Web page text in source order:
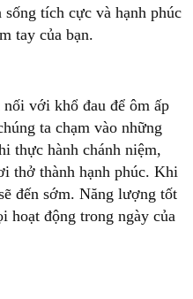
tích cực và hạnh phúc
tay của bạn.
với khổ đau để ôm ấp
ta chạm vào những
thực hành chánh niệm,
thở thành hạnh phúc. Khi
đến sớm. Năng lượng tốt
hoạt động trong ngày của